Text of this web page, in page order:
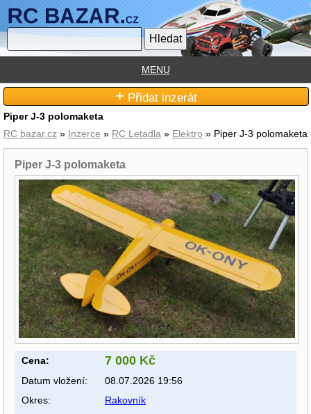
Piper J-3 polomaketa
Piper J-3 polomaketa
Cena: 7 000 Kč
Datum vložení:
08.07.2026 19:56
Okres:
Rakovník
RC bazar.cz » Inzerce » RC Letadla » Elektro » Piper J-3 polomaketa
MENU
+ Přidat inzerát